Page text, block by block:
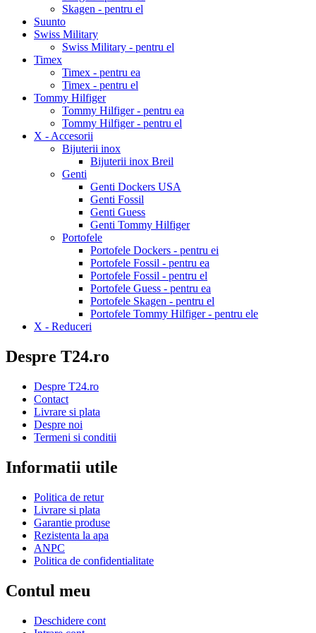
Skagen - pentru el
Suunto
Swiss Military
Swiss Military - pentru el
Timex
Timex - pentru ea
Timex - pentru el
Tommy Hilfiger
Tommy Hilfiger - pentru ea
Tommy Hilfiger - pentru el
X - Accesorii
Bijuterii inox
Bijuterii inox Breil
Genti
Genti Dockers USA
Genti Fossil
Genti Guess
Genti Tommy Hilfiger
Portofele
Portofele Dockers - pentru ei
Portofele Fossil - pentru ea
Portofele Fossil - pentru el
Portofele Guess - pentru ea
Portofele Skagen - pentru el
Portofele Tommy Hilfiger - pentru ele
X - Reduceri
Despre T24.ro
Despre T24.ro
Contact
Livrare si plata
Despre noi
Termeni si conditii
Informatii utile
Politica de retur
Livrare si plata
Garantie produse
Rezistenta la apa
ANPC
Politica de confidentialitate
Contul meu
Deschidere cont